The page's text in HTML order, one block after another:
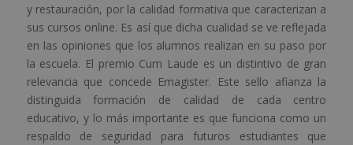
y restauración, por la calidad formativa que caracterizan a
sus cursos online. Es así que dicha cualidad se ve reflejada
en las opiniones que los alumnos realizan en su paso por
la escuela. El premio Cum Laude es un distintivo de gran
relevancia que concede Emagister. Este sello afianza la
distinguida formación de calidad de cada centro
educativo, y lo más importante es que funciona como un
respaldo de seguridad para futuros estudiantes que